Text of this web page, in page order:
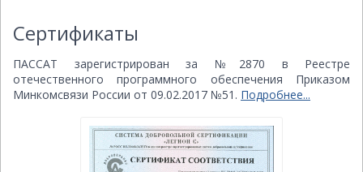
Сертификаты
ПАССАТ зарегистрирован за №2870 в Реестре
отечественного программного обеспечения Приказом
Минкомсвязи России от 09.02.2017 №51. Подробнее...